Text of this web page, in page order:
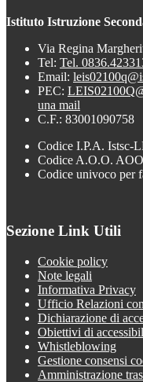
Istituto Istruzione
Via Regina
Tel: Tel.
Email:
PEC:
una mail
C.F.: 83001090758
Codice I.P.A. Istsc-
Codice A.O.O.
Codice univoco per
Sezione Link Utili
Cookie policy
Note legali
Informativa Privacy
Ufficio Relazioni
Dichiarazione di
Obiettivi di
Whistleblowing
Gestione consensi
Amministrazione